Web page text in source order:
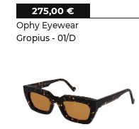
Ophy Eyewear
Gropius - 01/D
275,00 €